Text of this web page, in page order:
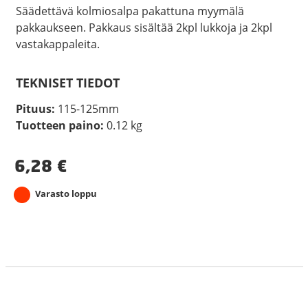
Säädettävä kolmiosalpa pakattuna myymälä
pakkaukseen. Pakkaus sisältää 2kpl lukkoja ja 2kpl
vastakappaleita.
TEKNISET TIEDOT
Pituus: 115-125mm
Tuotteen paino: 0.12 kg
6,28 €
Varasto loppu